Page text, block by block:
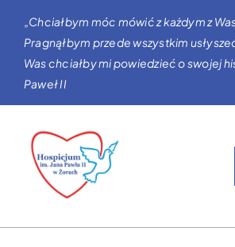
zawartości
„Chciałbym móc mówić z każdym z
Pragnąłbym przede wszystkim
Was chciałby mi powiedzieć o swojej
Paweł II